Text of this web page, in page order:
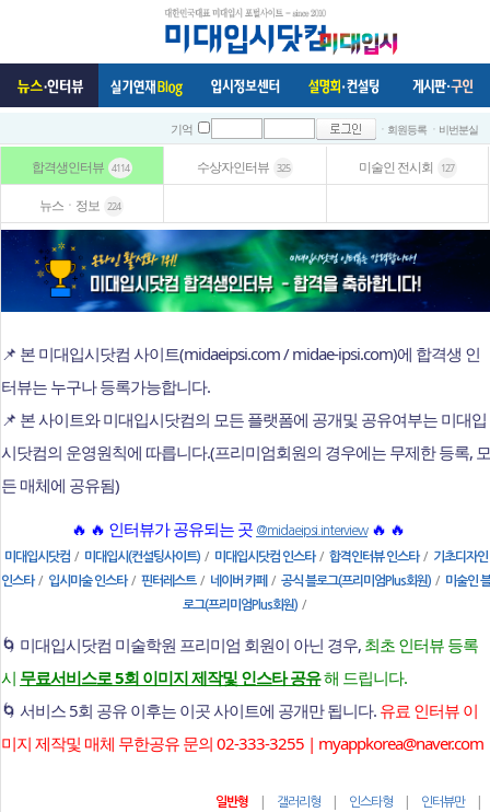
기억 ㆍ회원등록 ㆍ비번분실
합격생인터뷰 4114 수상자인터뷰 325 미술인 전시회 127
뉴스ㆍ정보 224
📌 본 미대입시닷컴 사이트(midaeipsi.com / midae-ipsi.com)에 합격생 인
터뷰는 누구나 등록가능합니다.
📌 본 사이트와 미대입시닷컴의 모든 플랫폼에 공개및 공유여부는 미대입
시닷컴의 운영원칙에 따릅니다.(프리미엄회원의 경우에는 무제한 등록, 모
든 매체에 공유됨)
🔥 🔥 인터뷰가 공유되는 곳 @midaeipsi.interview🔥 🔥
미대입시닷컴 / 미대입시(컨설팅사이트) / 미대입시닷컴 인스타/ 합격인터뷰 인스타/ 기초디자인
인스타/ 입시미술 인스타/ 핀터레스트/ 네이버 카페 / 공식 블로그(프리미엄Plus회원) / 미술인 블
로그(프리미엄Plus회원) /
🌀 미대입시닷컴 미술학원 프리미엄 회원이 아닌 경우, 최초 인터뷰 등록
시 무료서비스로 5회 이미지 제작및 인스타 공유해 드립니다.
🌀 서비스 5회 공유 이후는 이곳 사이트에 공개만 됩니다. 유료 인터뷰 이
미지 제작및 매체 무한공유 문의 02-333-3255 | myappkorea@naver.com
일반형 | 갤러리형 | 인스타형 | 인터뷰만|